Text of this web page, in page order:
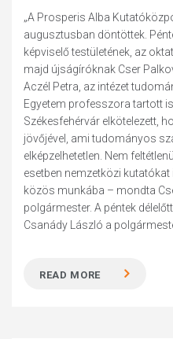
„A Prosperis Alba
augusztusban döntöttek.
képviselő testületének, az
majd újságíróknak Cser
Aczél Petra, az intézet
Egyetem professzora tartott
Székesfehérvár elkötelezett,
jövőjével, ami tudományos
elképzelhetetlen. Nem
esetben nemzetközi
közös munkába – mondta
polgármester. A péntek
Csanády László a
READ MORE